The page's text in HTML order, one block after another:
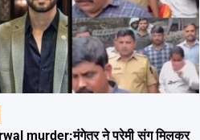
murder:मंगेतर ने प्रेमी संग मिलकर